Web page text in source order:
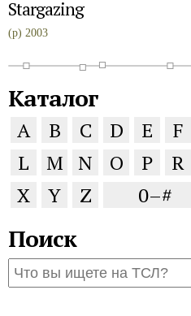
Stargazing
(p) 2003
Каталог
A B C D E F
L
M N O P R
X
Y Z 0–#
Поиск